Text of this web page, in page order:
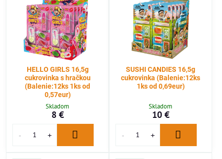
HELLO GIRLS 16,5g
cukrovinka s hračkou
(Balenie:12ks 1ks od
0,57eur)
Skladom
8 €
SUSHI CANDIES 16,5g
cukrovinka (Balenie:12ks
1ks od 0,69eur)
Skladom
10 €